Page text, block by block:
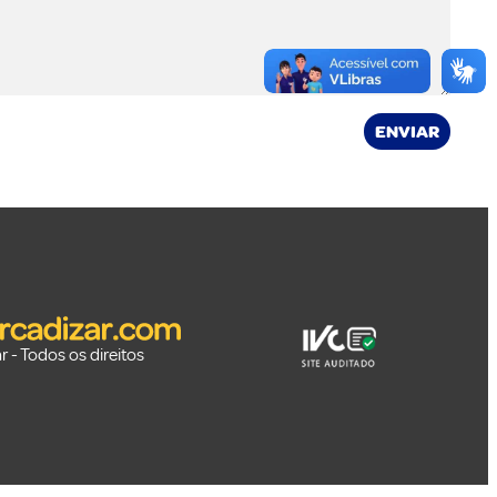
ENVIAR
- Todos os direitos